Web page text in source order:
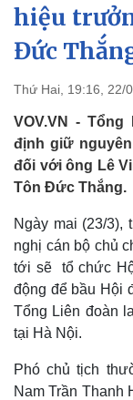
Đảng
Tổ chức nhân sự
Quốc hội
hiệu
Đức
Thứ Hai, 19:16, 22/
VOV.VN -
định giữ
đối với ông Lê
Tôn Đức Thắng.
Ngày mai (23/
nghị cán bộ chủ
tới sẽ tổ chức
động để bầu Hội
Tổng Liên đoàn
tại Hà Nội.
Phó chủ tịch
Nam Trần Thanh